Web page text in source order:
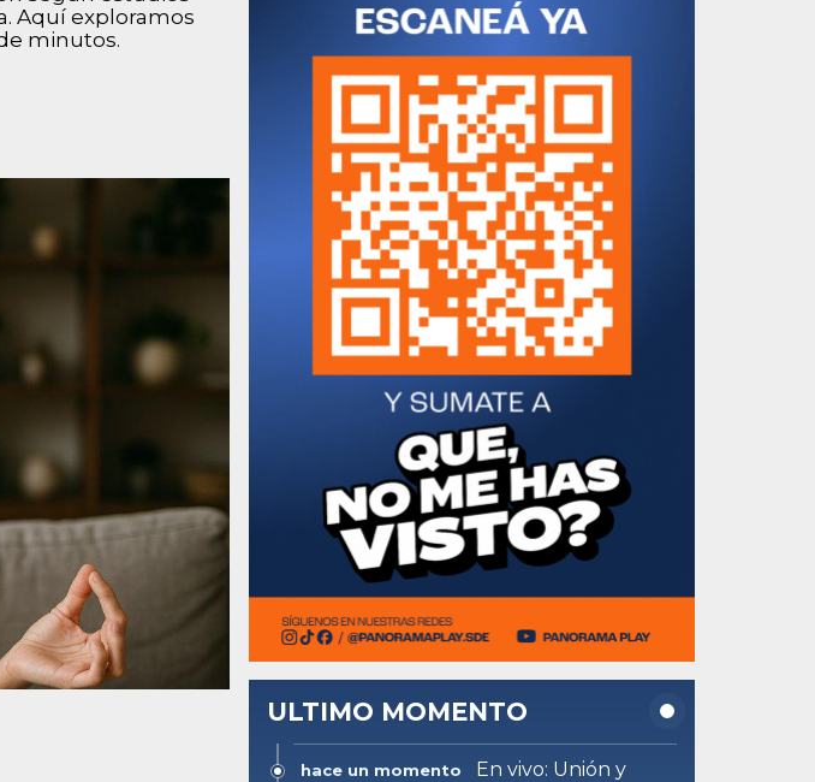
Aquí exploramos
minutos.
ULTIMO MOMENTO
hace un momento
En vivo: Unión y